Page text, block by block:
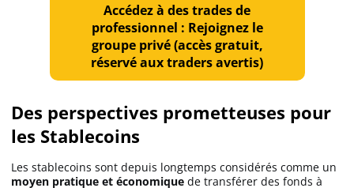
Accédez à des trades de
professionnel : Rejoignez le
groupe privé (accès gratuit,
réservé aux traders avertis)
Des perspectives prometteuses pour
les Stablecoins
Les stablecoins sont depuis longtemps considérés comme un
moyen pratique et économique de transférer des fonds à